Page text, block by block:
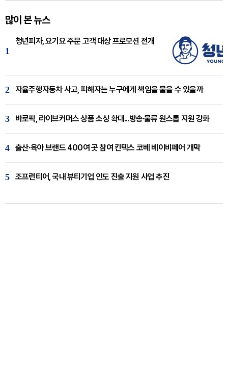
많이 본 뉴스
1
청년피자, 요기요 주문 고객 대상 프로모션 전개
2 자율주행자동차 사고, 피해자는 누구에게 책임을 물을 수 있을까
3 바로픽, 라이브커머스 상품 소싱 확대...방송·물류 원스톱 지원 강화
4 출산·육아 브랜드 400여 곳 참여 킨텍스 코베 베이비페어 개막
5 조프런티어, 국내 뷰티기업 인도 진출 지원 사업 추진